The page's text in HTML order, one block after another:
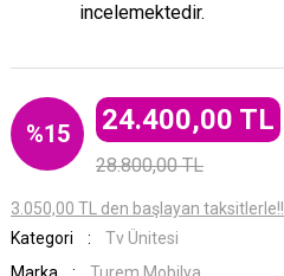
incelemektedir.
%15 24.400,00 TL
28.800,00 TL
3.050,00 TL den başlayan taksitlerle!!
Kategori
Tv Ünitesi